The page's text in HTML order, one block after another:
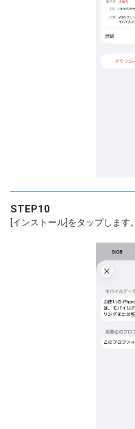
STEP10
[インストール]をタップします。